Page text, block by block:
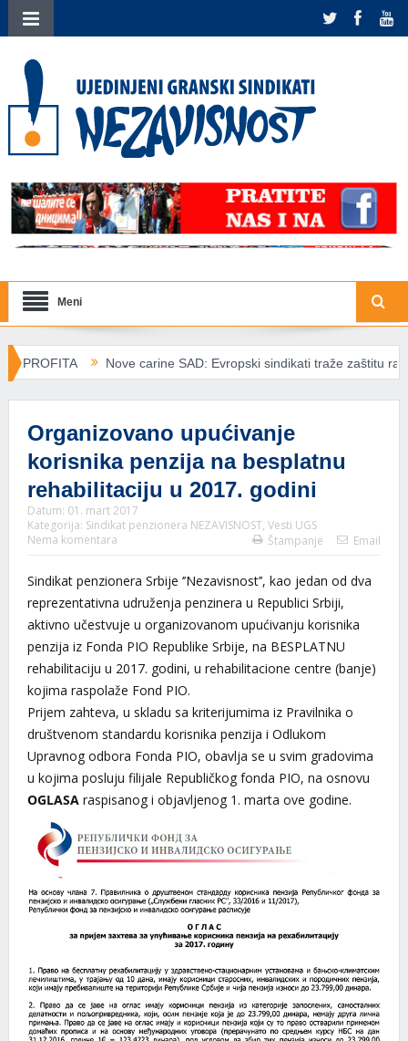
Meni
carine SAD: Evropski sindikati traže zaštitu radnika od trgovinskih
Organizovano upućivanje
korisnika penzija na besplatnu
rehabilitaciju u 2017. godini
Datum: 01. mart 2017
Kategorija: Sindikat penzionera NEZAVISNOST, Vesti UGS
Nema komentara
Štampanje Email
Sindikat penzionera Srbije ‘’Nezavisnost’’, kao jedan od dva
reprezentativna udruženja penzinera u Republici Srbiji,
aktivno učestvuje u organizovanom upućivanju korisnika
penzija iz Fonda PIO Republike Srbije, na BESPLATNU
rehabilitaciju u 2017. godini, u rehabilitacione centre (banje)
kojima raspolaže Fond PIO.
Prijem zahteva, u skladu sa kriterijumima iz Pravilnika o
društvenom standardu korisnika penzija i Odlukom
Upravnog odbora Fonda PIO, obavlja se u svim gradovima
u kojima posluju filijale Republičkog fonda PIO, na osnovu
OGLASAraspisanog i objavljenog 1. marta ove godine.